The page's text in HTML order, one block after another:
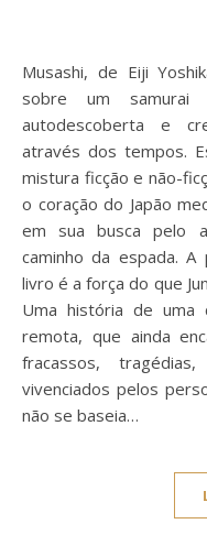
Musashi, de Eiji Yoshikawa, não é apenas um romance
sobre um
autodescoberta e
através dos tempos.
mistura ficção e não-
o coração do Japão
em sua busca pelo
caminho da espada.
livro é a força do que
Uma história de uma
remota, que ainda
fracassos,
vivenciados pelos
não se baseia…